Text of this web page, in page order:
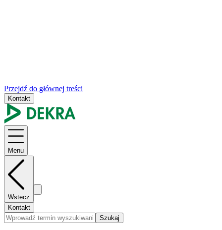
Przejdź do głównej treści
Kontakt
Menu
Wstecz
Kontakt
Szukaj